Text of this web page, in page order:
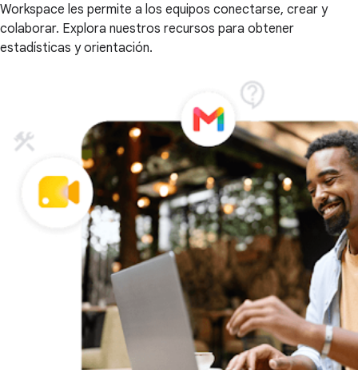
Workspace les permite a los equipos conectarse, crear y
colaborar. Explora nuestros recursos para obtener
estadísticas y orientación.